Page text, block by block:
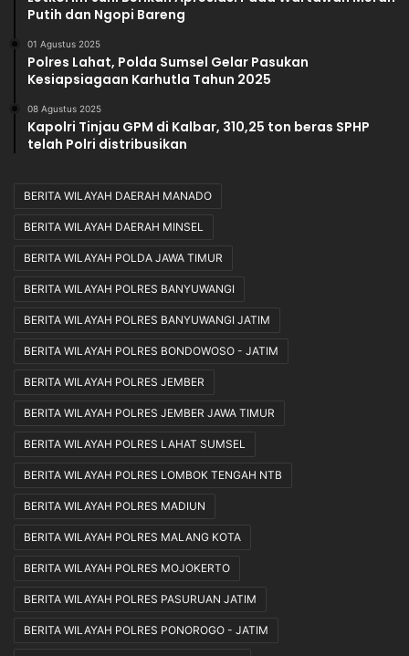
Putih dan Ngopi Bareng
01 Agustus 2025
Polres Lahat, Polda Sumsel Gelar Pasukan
Kesiapsiagaan Karhutla Tahun 2025
08 Agustus 2025
Kapolri Tinjau GPM di Kalbar, 310,25 ton beras SPHP
telah Polri distribusikan
BERITA WILAYAH DAERAH MANADO
BERITA WILAYAH DAERAH MINSEL
BERITA WILAYAH POLDA JAWA TIMUR
BERITA WILAYAH POLRES BANYUWANGI
BERITA WILAYAH POLRES BANYUWANGI JATIM
BERITA WILAYAH POLRES BONDOWOSO - JATIM
BERITA WILAYAH POLRES JEMBER
BERITA WILAYAH POLRES JEMBER JAWA TIMUR
BERITA WILAYAH POLRES LAHAT SUMSEL
BERITA WILAYAH POLRES LOMBOK TENGAH NTB
BERITA WILAYAH POLRES MADIUN
BERITA WILAYAH POLRES MALANG KOTA
BERITA WILAYAH POLRES MOJOKERTO
BERITA WILAYAH POLRES PASURUAN JATIM
BERITA WILAYAH POLRES PONOROGO - JATIM